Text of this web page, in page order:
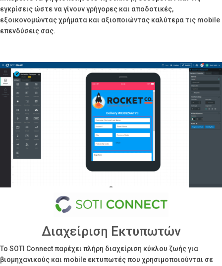
εγκρίσεις ώστε να γίνουν γρήγορες και αποδοτικές,
εξοικονομώντας χρήματα και αξιοποιώντας καλύτερα τις mobile
επενδύσεις σας.
Διαχείριση Εκτυπωτών
Το SOTI Connect παρέχει πλήρη διαχείριση κύκλου ζωής για
βιομηχανικούς και mobile εκτυπωτές που χρησιμοποιούνται σε